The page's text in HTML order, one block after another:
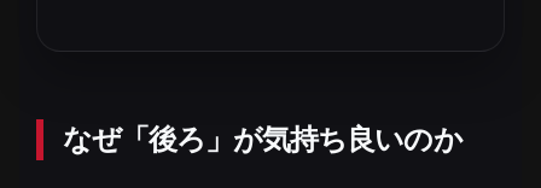
なぜ「後ろ」が気持ち良いのか